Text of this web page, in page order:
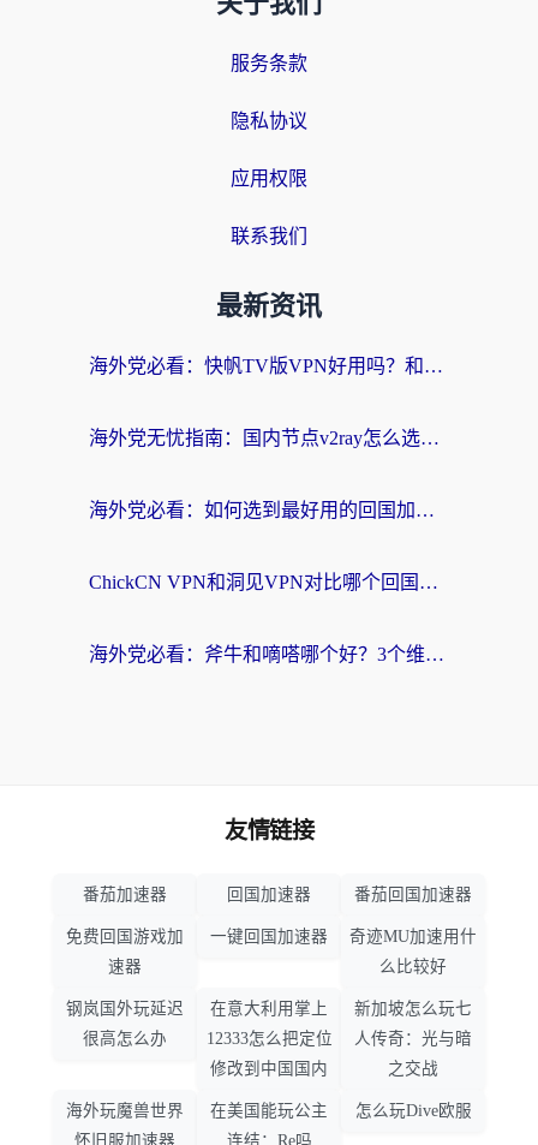
服务条款
隐私协议
应用权限
联系我们
最新资讯
海外党必看：快帆TV版VPN好用吗？和快游VPN对比哪个回国效果更好？附实用避坑指南
海外党无忧指南：国内节点v2ray怎么选？一键回国VPN+多场景实测帮你避坑
海外党必看：如何选到最好用的回国加速器？从节点到售后的全维度指南
ChickCN VPN和洞见VPN对比哪个回国效果更好？海外党亲测3款加速器+避坑指南
海外党必看：斧牛和嘀嗒哪个好？3个维度教你选对回国加速器
友情链接
番茄加速器 回国加速器 番茄回国加速器
免费回国游戏加
速器
一键回国加速器
奇迹MU加速用什
么比较好
钢岚国外玩延迟
很高怎么办
在意大利用掌上
12333怎么把定位
修改到中国国内
新加坡怎么玩七
人传奇：光与暗
之交战
海外玩魔兽世界
怀旧服加速器
在美国能玩公主
连结：Re吗
怎么玩Dive欧服